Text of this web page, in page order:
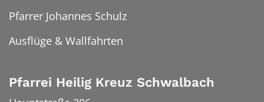
Pfarrer Johannes Schulz
Ausflüge & Wallfahrten
Pfarrei Heilig Kreuz Schwalbach